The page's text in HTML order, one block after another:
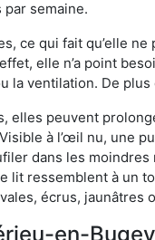
semaine.
ce qui fait qu’elle
elle n’a point
ventilation. De
peuvent
à l’œil nu, une
dans les
lit ressemblent à un
écrus, jaunâtres
en-